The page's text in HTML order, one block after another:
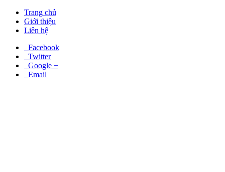
Trang chủ
Giới thiệu
Liên hệ
Facebook
Twitter
Google +
Email